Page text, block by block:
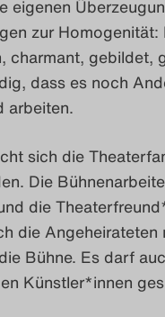
eigenen
zur
charmant, gebildet,
dass es noch
arbeiten.
sich die
Die
die
die
Bühne. Es darf
Künstler*innen